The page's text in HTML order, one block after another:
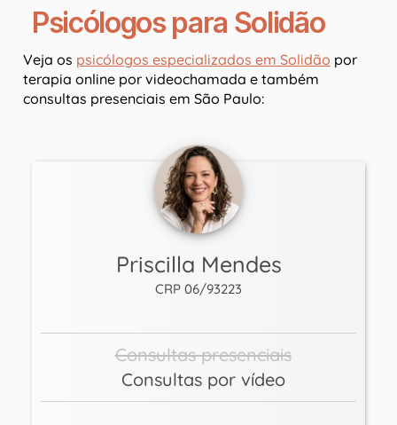
Psicólogos para Solidão
Veja os psicólogos especializados em Solidão por
terapia online por videochamada e também
consultas presenciais em São Paulo:
Priscilla Mendes
CRP 06/93223
Consultas presenciais
Consultas por vídeo